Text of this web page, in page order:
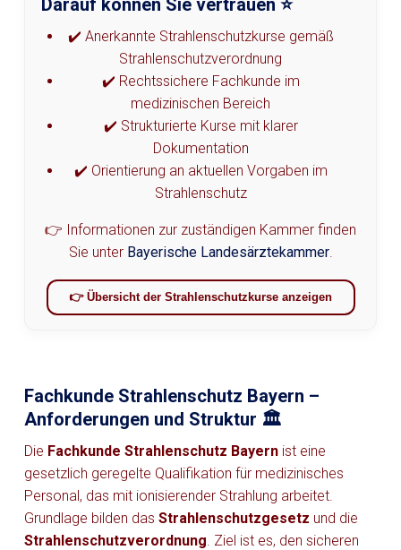
✔️ Anerkannte Strahlenschutzkurse gemäß
Strahlenschutzverordnung
✔️ Rechtssichere Fachkunde im
medizinischen Bereich
✔️ Strukturierte Kurse mit klarer
Dokumentation
✔️ Orientierung an aktuellen Vorgaben im
Strahlenschutz
👉 Informationen zur zuständigen Kammer finden
Sie unter Bayerische Landesärztekammer.
👉 Übersicht der Strahlenschutzkurse anzeigen
Fachkunde Strahlenschutz Bayern –
Anforderungen und Struktur 🏛️
Die Fachkunde Strahlenschutz Bayern ist eine
gesetzlich geregelte Qualifikation für medizinisches
Personal, das mit ionisierender Strahlung arbeitet.
Grundlage bilden das Strahlenschutzgesetz und die
Strahlenschutzverordnung . Ziel ist es, den sicheren